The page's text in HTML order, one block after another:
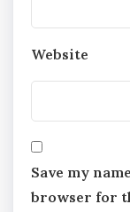
Website
Save my
browser for